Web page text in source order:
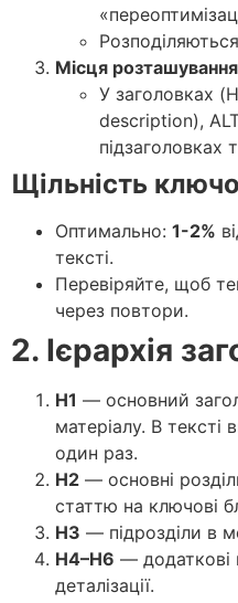
Місця
У заголовках
description),
підзаголовках
Щільність
Оптимально: 1-2%
тексті.
Перевіряйте, щоб
через повтори.
2. Ієрархія
H1 — основний
матеріалу. В
один раз.
H2 — основні
статтю на ключові
H3 — підрозділи в
H4–H6 — додаткові
деталізації.